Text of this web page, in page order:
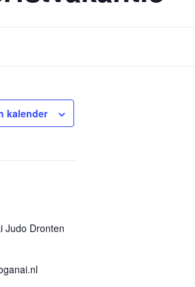
kalender
Judo Dronten